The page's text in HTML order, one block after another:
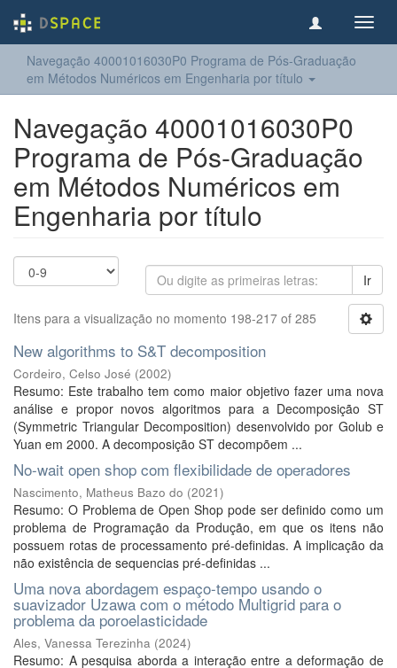
Navegação 40001016030P0 Programa de Pós-Graduação
em Métodos Numéricos em Engenharia por título
Navegação 40001016030P0
Programa de Pós-Graduação
em Métodos Numéricos em
Engenharia por título
Ir
Itens para a visualização no momento 198-217 of 285
New algorithms to S&T decomposition
Cordeiro, Celso José (2002)
Resumo: Este trabalho tem como maior objetivo fazer uma nova
análise e propor novos algoritmos para a Decomposição ST
(Symmetric Triangular Decomposition) desenvolvido por Golub e
Yuan em 2000. A decomposição ST decompõem ...
No-wait open shop com flexibilidade de operadores
Nascimento, Matheus Bazo do (2021)
Resumo: O Problema de Open Shop pode ser definido como um
problema de Programação da Produção, em que os itens não
possuem rotas de processamento pré-definidas. A implicação da
não existência de sequencias pré-definidas ...
Uma nova abordagem espaço-tempo usando o
suavizador Uzawa com o método Multigrid para o
problema da poroelasticidade
Ales, Vanessa Terezinha (2024)
Resumo: A pesquisa aborda a interação entre a deformação de